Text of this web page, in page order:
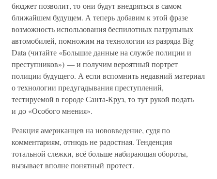
бюджет позволит, то они будут внедряться в самом
ближайшем будущем. А теперь добавим к этой фразе
возможность использования беспилотных патрульных
автомобилей, помножим на технологии из разряда Big
Data (читайте «Большие данные на службе полиции и
преступников») — и получим вероятный портрет
полиции будущего. А если вспомнить недавний материал
о технологии предугадывания преступлений,
тестируемой в городе Санта-Круз, то тут рукой подать
и до «Особого мнения».
Реакция американцев на нововведение, судя по
комментариям, отнюдь не радостная. Тенденция
тотальной слежки, всё больше набирающая обороты,
вызывает вполне понятный протест.